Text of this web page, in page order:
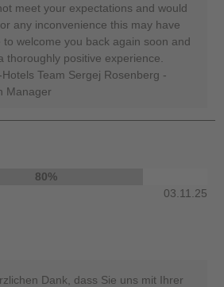
meet your expectations and would
any inconvenience this may have
to welcome you back again soon and
thoroughly positive experience.
Team Sergej Rosenberg -
Manager
80%
03.11.25
Dank, dass Sie uns mit Ihrer